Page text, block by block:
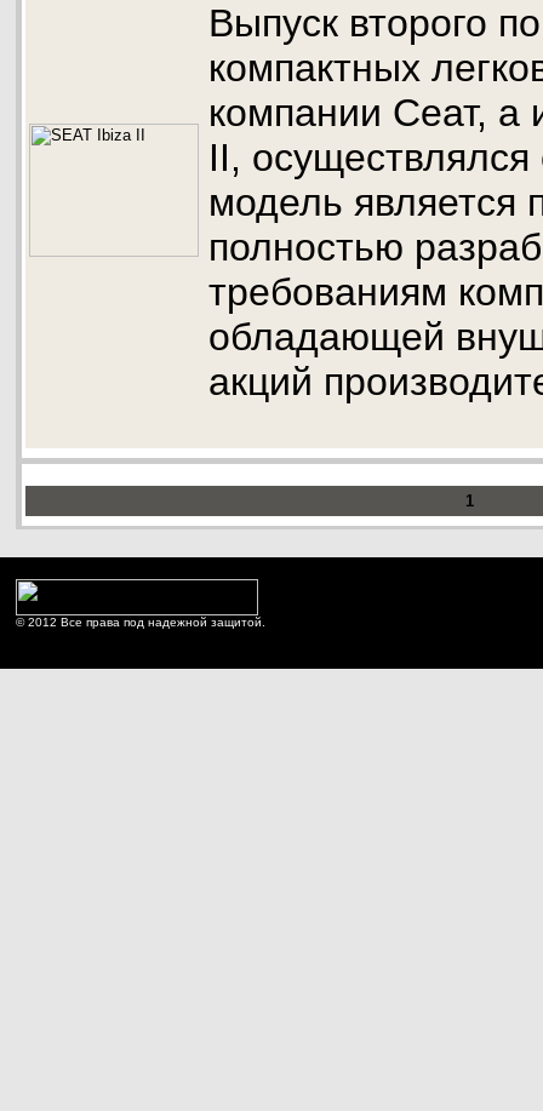
Выпуск второго
компактных
компании Сеат, а
II,
модель является
полностью
требованиям
обладающей
акций
1
© 2012 Все права под надежной защитой.